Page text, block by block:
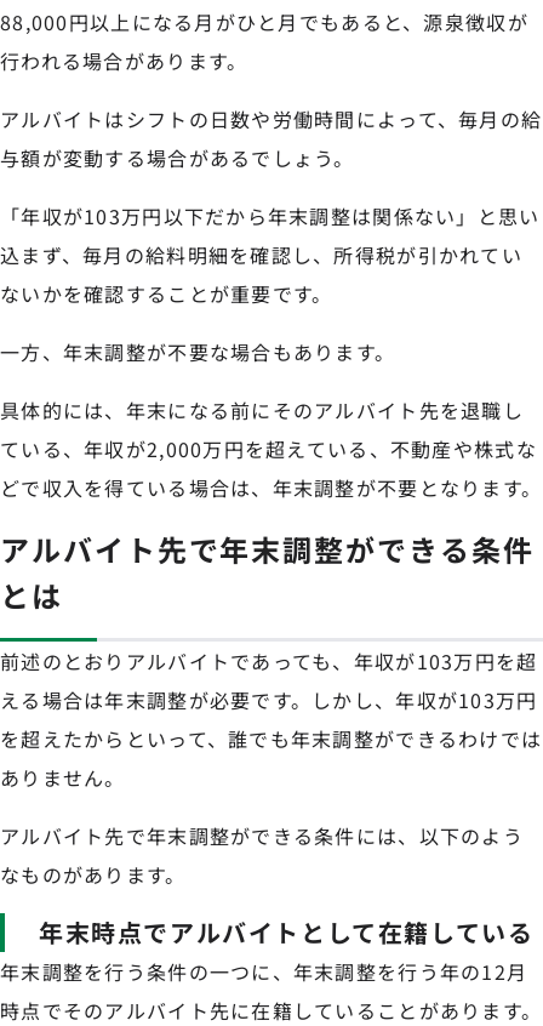
88,000円以上になる月がひと月でもあると、源泉徴収が
行われる場合があります。
アルバイトはシフトの日数や労働時間によって、毎月の給
与額が変動する場合があるでしょう。
「年収が103万円以下だから年末調整は関係ない」と思い
込まず、毎月の給料明細を確認し、所得税が引かれてい
ないかを確認することが重要です。
一方、年末調整が不要な場合もあります。
具体的には、年末になる前にそのアルバイト先を退職し
ている、年収が2,000万円を超えている、不動産や株式な
どで収入を得ている場合は、年末調整が不要となります。
アルバイト先で年末調整ができる条件
とは
前述のとおりアルバイトであっても、年収が103万円を超
える場合は年末調整が必要です。しかし、年収が103万円
を超えたからといって、誰でも年末調整ができるわけでは
ありません。
アルバイト先で年末調整ができる条件には、以下のよう
なものがあります。
年末時点でアルバイトとして在籍している
年末調整を行う条件の一つに、年末調整を行う年の12月
時点でそのアルバイト先に在籍していることがあります。